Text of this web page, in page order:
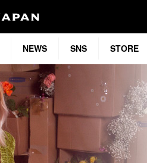
NEWS SNS STORE